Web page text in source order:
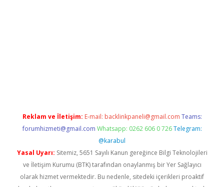
Reklam ve İletişim: E-mail: backlinkpaneli@gmail.com Teams:
forumhizmeti@gmail.com Whatsapp: 0262 606 0 726 Telegram:
@karabul
Yasal Uyarı: Sitemiz, 5651 Sayılı Kanun gereğince Bilgi Teknolojileri
ve İletişim Kurumu (BTK) tarafından onaylanmış bir Yer Sağlayıcı
olarak hizmet vermektedir. Bu nedenle, sitedeki içerikleri proaktif